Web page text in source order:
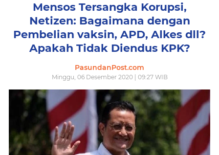
Mensos Tersangka Korupsi,
Netizen: Bagaimana dengan
Pembelian vaksin, APD, Alkes dll?
Apakah Tidak Diendus KPK?
PasundanPost.com
Minggu, 06 Desember 2020 | 09:27 WIB